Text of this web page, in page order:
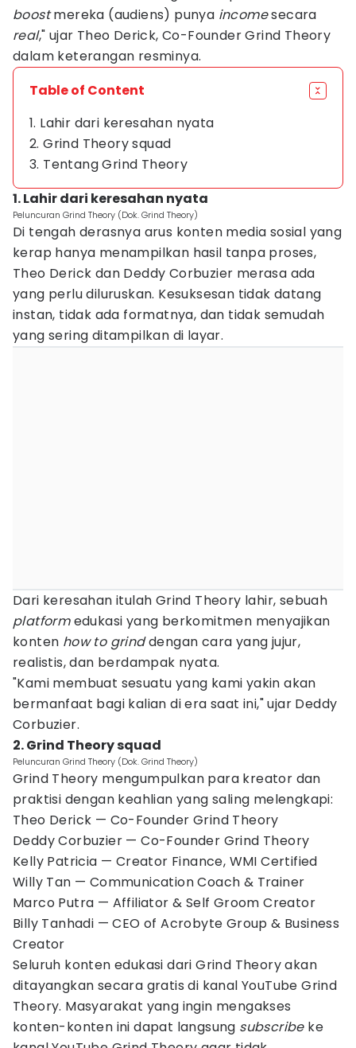
boostmereka (audiens) punya incomesecara
real," ujar Theo Derick, Co-Founder Grind Theory
dalam keterangan resminya.
Table of Content
1. Lahir dari keresahan nyata
2. Grind Theory squad
3. Tentang Grind Theory
1. Lahir dari keresahan nyata
Peluncuran Grind Theory (Dok. Grind Theory)
Di tengah derasnya arus konten media sosial yang
kerap hanya menampilkan hasil tanpa proses,
Theo Derick dan Deddy Corbuzier merasa ada
yang perlu diluruskan. Kesuksesan tidak datang
instan, tidak ada formatnya, dan tidak semudah
yang sering ditampilkan di layar.
Dari keresahan itulah Grind Theory lahir, sebuah
platformedukasi yang berkomitmen menyajikan
konten how to grinddengan cara yang jujur,
realistis, dan berdampak nyata.
"Kami membuat sesuatu yang kami yakin akan
bermanfaat bagi kalian di era saat ini," ujar Deddy
Corbuzier.
2. Grind Theory squad
Peluncuran Grind Theory (Dok. Grind Theory)
Grind Theory mengumpulkan para kreator dan
praktisi dengan keahlian yang saling melengkapi:
Theo Derick — Co-Founder Grind Theory
Deddy Corbuzier — Co-Founder Grind Theory
Kelly Patricia — Creator Finance, WMI Certified
Willy Tan — Communication Coach & Trainer
Marco Putra — Affiliator & Self Groom Creator
Billy Tanhadi — CEO of Acrobyte Group & Business
Creator
Seluruh konten edukasi dari Grind Theory akan
ditayangkan secara gratis di kanal YouTube Grind
Theory. Masyarakat yang ingin mengakses
konten-konten ini dapat langsung subscribe ke